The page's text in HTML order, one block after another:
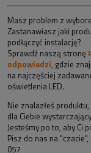
Masz problem z
Zastanawiasz jaki
podłączyć instalację?
Sprawdź naszą stronę
odpowiedzi, gdzie
na najczęściej
oświetlenia LED.
Nie znalazłeś
dla Ciebie
Jesteśmy po to, aby Ci
Pisz do nas na
057